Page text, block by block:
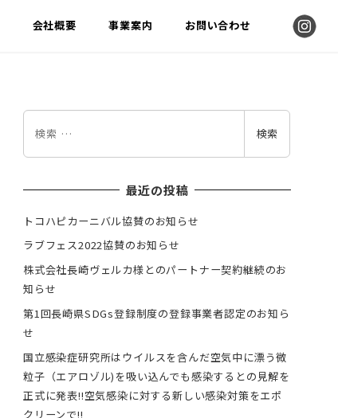
会社概要 事業案内 お問い合わせ
検
検索
最近の投稿
トコハピカーニバル協賛のお知らせ
ラブフェス2022協賛のお知らせ
株式会社長崎ヴェルカ様とのパートナー契約継続のお
知らせ
第1回長崎県SDGs登録制度の登録事業者認定のお知ら
せ
国立感染症研究所はウイルスを含んだ空気中に漂う微
粒子（エアロゾル)を吸い込んでも感染するとの見解を
正式に発表!!空気感染に対する新しい感染対策をエポ
クリーンで!!